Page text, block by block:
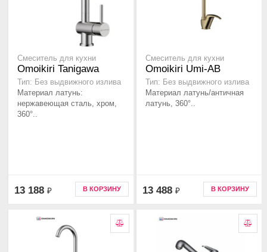
Смеситель для кухни
Omoikiri Tanigawa
Тип: Без выдвижного излива
Материал латунь:
нержавеющая сталь, хром,
360°..
13 188 ₽ В КОРЗИНУ
Смеситель для кухни
Omoikiri Umi-AB
Тип: Без выдвижного излива
Материал латунь/античная
латунь, 360°..
13 488 ₽ В КОРЗИНУ